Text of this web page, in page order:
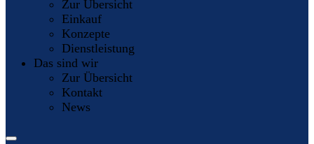
Zur Übersicht
Einkauf
Konzepte
Dienstleistung
Das sind wir
Zur Übersicht
Kontakt
News